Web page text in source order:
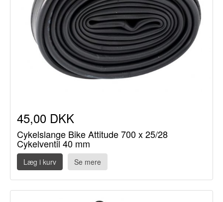
45,00 DKK
Cykelslange Bike Attitude 700 x 25/28
Cykelventil 40 mm
Læg i kurv Se mere